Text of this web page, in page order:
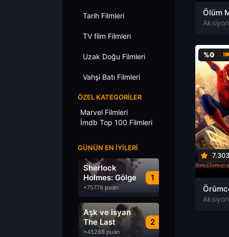
Tarih Filmleri
TV film Filmleri
Uzak Doğu Filmleri
Vahşi Batı Filmleri
ÖZEL KATEGORILER
Marvel Filmleri
İmdb Top 100 Filmleri
GÜNÜN EN İYILERI
1
Sherlock
Holmes: Gölge
Oyunları
+75776 puan
2
Aşk ve isyan
The Last
Parasido izle
+45288 puan
%0
7.303